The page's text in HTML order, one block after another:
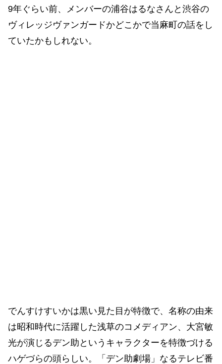
9年ぐらい前、メンバーの浦谷はるなさんと渋谷の
ヴィレッジヴァンガードかどこかで当麻町の話をし
ていたかもしれない。
でんすけすいかは黒い見た目が特徴で、名称の由来
は昭和時代に活躍した浅草のコメディアン、大宮敏
光が演じるデン助というキャラクターを特徴づける
ハゲづらの頭らしい。「デン助劇場」なるテレビ番